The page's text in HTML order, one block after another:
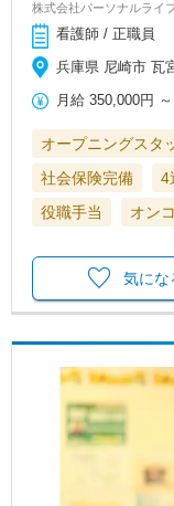
株式会社パーソナルライ
看護師 / 正職員
兵庫県 尼崎市 瓦
月給 350,000円
オープニングスタ
社会保険完備
4
役職手当
オン
気にな